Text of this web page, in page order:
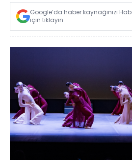
Google’da haber kaynağınızı
için tıklayın